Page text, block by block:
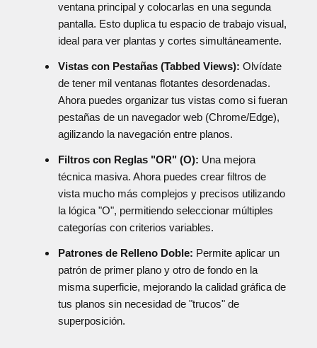
ventana principal y colocarlas en una segunda
pantalla. Esto duplica tu espacio de trabajo visual,
ideal para ver plantas y cortes simultáneamente.
Vistas con Pestañas (Tabbed Views): Olvídate
de tener mil ventanas flotantes desordenadas.
Ahora puedes organizar tus vistas como si fueran
pestañas de un navegador web (Chrome/Edge),
agilizando la navegación entre planos.
Filtros con Reglas "OR" (O): Una mejora
técnica masiva. Ahora puedes crear filtros de
vista mucho más complejos y precisos utilizando
la lógica "O", permitiendo seleccionar múltiples
categorías con criterios variables.
Patrones de Relleno Doble: Permite aplicar un
patrón de primer plano y otro de fondo en la
misma superficie, mejorando la calidad gráfica de
tus planos sin necesidad de "trucos" de
superposición.